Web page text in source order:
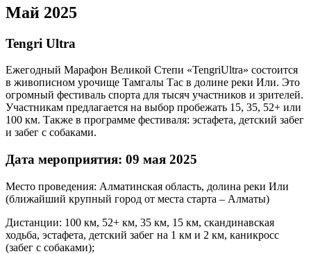
Май 2025
Tengri Ultra
Ежегодный Марафон Великой Степи «TengriUltra» состоится
в живописном урочище Тамгалы Тас в долине реки Или. Это
огромный фестиваль спорта для тысяч участников и зрителей.
Участникам предлагается на выбор пробежать 15, 35, 52+ или
100 км. Также в программе фестиваля: эстафета, детский забег
и забег с собаками.
Дата мероприятия: 09 мая 2025
Место проведения: Алматинская область, долина реки Или
(ближайший крупный город от места старта – Алматы)
Дистанции: 100 км, 52+ км, 35 км, 15 км, скандинавская
ходьба, эстафета, детский забег на 1 км и 2 км, каникросс
(забег с собаками);